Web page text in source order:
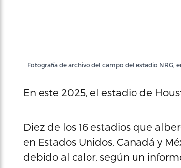
Fotografía de archivo del campo del estadio NRG,
En este 2025, el estadio de
Diez de los 16 estadios que
en Estados Unidos, Canadá y
debido al calor, según un